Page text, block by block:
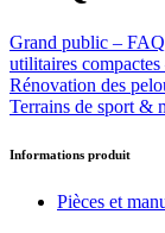
Grand public – FAQ
utilitaires
Rénovation des
Terrains de sport &
Informations produit
Pièces et